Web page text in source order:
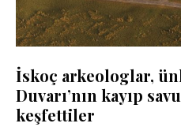
İskoç arkeologlar,
Duvarı’nın kayıp
keşfettiler